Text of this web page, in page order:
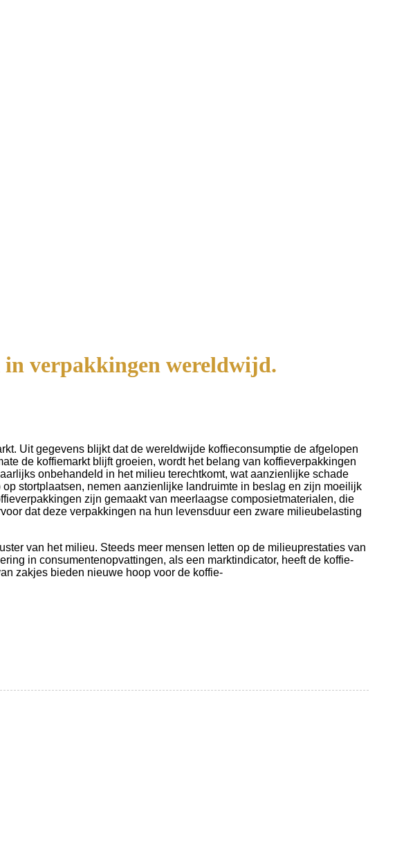
in verpakkingen wereldwijd.
Uit gegevens blijkt dat de wereldwijde koffieconsumptie de afgelopen
de koffiemarkt blijft groeien, wordt het belang van koffieverpakkingen
onbehandeld in het milieu terechtkomt, wat aanzienlijke schade
stortplaatsen, nemen aanzienlijke landruimte in beslag en zijn moeilijk
zijn gemaakt van meerlaagse composietmaterialen, die
dat deze verpakkingen na hun levensduur een zware milieubelasting
van het milieu. Steeds meer mensen letten op de milieuprestaties van
in consumentenopvattingen, als een marktindicator, heeft de koffie-
zakjes bieden nieuwe hoop voor de koffie-